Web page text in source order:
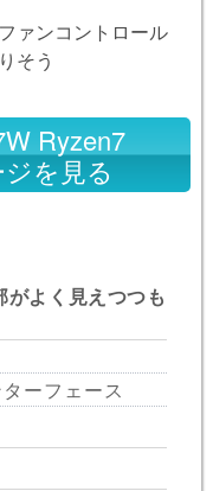
ァンコントロール
そう
Ryzen7
を見る
よく見えつつも
ーフェース